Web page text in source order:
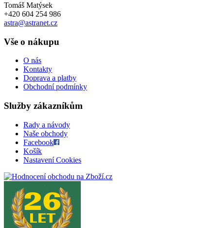
Tomáš Matýsek
+420 604 254 986
astra@astranet.cz
Vše o nákupu
O nás
Kontakty
Doprava a platby
Obchodní podmínky
Služby zákazníkům
Rady a návody
Naše obchody
Facebook
Košík
Nastavení Cookies